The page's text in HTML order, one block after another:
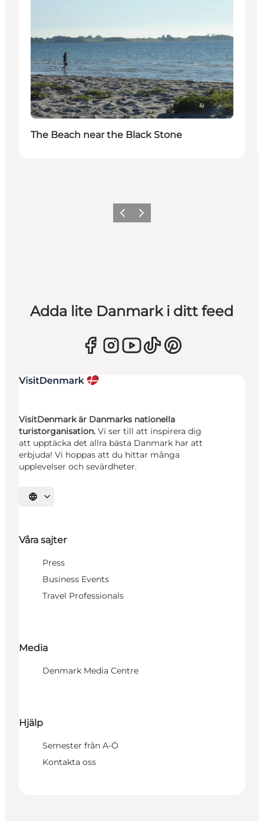
The Beach near the Black Stone
Föregående
Nästa
Adda lite Danmark i ditt feed
VisitDenmark är Danmarks nationella
turistorganisation. Vi ser till att inspirera dig
att upptäcka det allra bästa Danmark har att
erbjuda! Vi hoppas att du hittar många
upplevelser och sevärdheter.
Välj språk
Våra sajter
Press
Business Events
Travel Professionals
Media
Denmark Media Centre
Hjälp
Semester från A-Ö
Kontakta oss